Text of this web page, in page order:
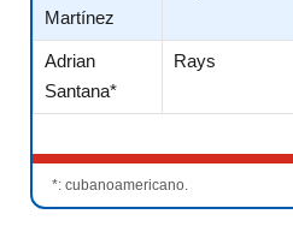
Martínez
Adrian
Santana*
Rays
*: cubanoamericano.